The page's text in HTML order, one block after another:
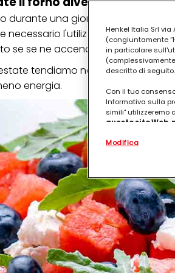
durante una giornata
necessario l'utilizzo diventilatori o
se se ne accendono diversi in
tendiamo naturalmente a
energia.
Henkel Italia Srl via
(congiuntamente
in particolare
descritto di seguito.
Con il tuo
Informativa sulla
simili" utilizzeremo
questo sito
.
(rispettivamente
terzi, conservare
identificati) su
misurare e
Puoi trovare
collegata nel piè di
qualsiasi momento
collegata nel piè di
periodo di
"modifica" di
Modifica